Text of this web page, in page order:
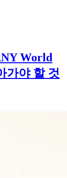
World
가야 할 것